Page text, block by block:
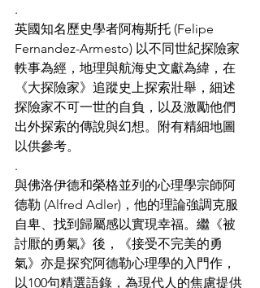
.
英國知名歷史學者阿梅斯托 (Felipe
Fernandez-Armesto) 以不同世紀探險家
軼事為經，地理與航海史文獻為緯，在
《大探險家》追蹤史上探索壯舉，細述
探險家不可一世的自負，以及激勵他們
出外探索的傳說與幻想。附有精細地圖
以供參考。
.
與佛洛伊德和榮格並列的心理學宗師阿
德勒 (Alfred Adler)，他的理論強調克服
自卑、找到歸屬感以實現幸福。繼《被
討厭的勇氣》後，《接受不完美的勇
氣》亦是探究阿德勒心理學的入門作，
以100句精選語錄，為現代人的焦慮提供